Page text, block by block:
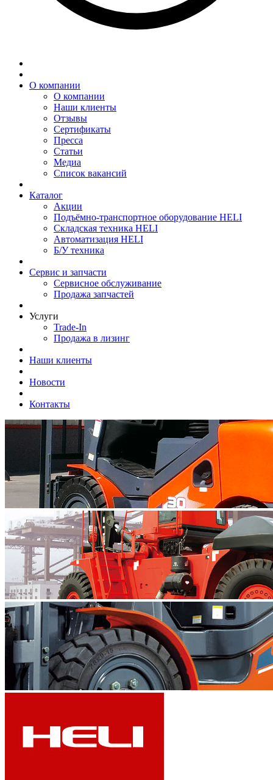
О компании
О компании
Наши клиенты
Отзывы
Сертификаты
Пресса
Статьи
Медиа
Список вакансий
Каталог
Акции
Подъёмно-транспортное оборудование HELI
Складская техника HELI
Автоматизация HELI
Б/У техника
Сервис и запчасти
Сервисное обслуживание
Продажа запчастей
Услуги
Trade-In
Продажа в лизинг
Наши клиенты
Новости
Контакты